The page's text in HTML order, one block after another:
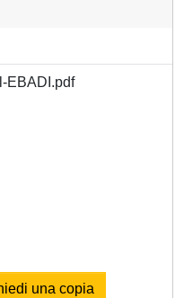
EBADI.pdf
una copia